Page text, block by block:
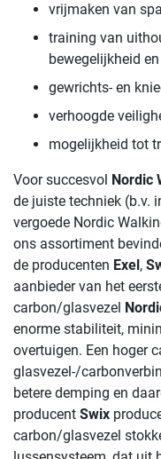
vrijmaken van
training van
bewegelijkheid
gewrichts- en
verhoogde
mogelijkheid tot
Voor succesvol Nordic
de juiste techniek (b.v.
vergoede Nordic
ons assortiment
de producenten Exel,
aanbieder van het
carbon/glasvezel
enorme stabiliteit,
overtuigen. Een hoger
glasvezel-/
betere demping en
producent Swix
carbon/glasvezel